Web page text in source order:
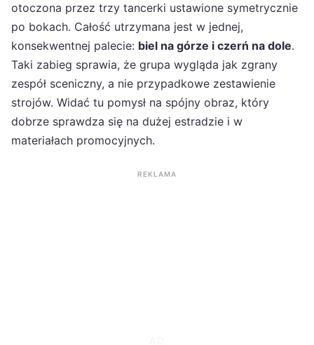
otoczona przez trzy tancerki ustawione symetrycznie
po bokach. Całość utrzymana jest w jednej,
konsekwentnej palecie: biel na górze i czerń na dole.
Taki zabieg sprawia, że grupa wygląda jak zgrany
zespół sceniczny, a nie przypadkowe zestawienie
strojów. Widać tu pomysł na spójny obraz, który
dobrze sprawdza się na dużej estradzie i w
materiałach promocyjnych.
REKLAMA